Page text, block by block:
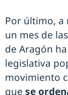
Por último, a
un mes de
de Aragón
legislativa
movimiento
que se